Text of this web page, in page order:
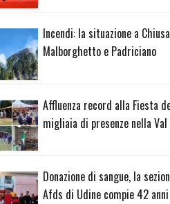
Incendi: la situazione a
Malborghetto e Padriciano
Affluenza record alla Fiesta
migliaia di presenze nella Val
Donazione di sangue, la
Afds di Udine compie 42 anni